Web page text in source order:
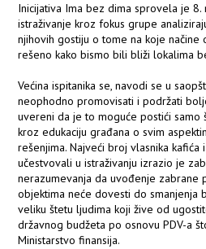
Inicijativa Ima bez dima sprovela je
istraživanje kroz fokus grupe
njihovih gostiju o tome na koje
rešeno kako bismo bili bliži lokalima
Većina ispitanika se, navodi se u
neophodno promovisati i podržati
uvereni da je to moguće postići samo
kroz edukaciju građana o svim
rešenjima. Najveći broj vlasnika kafića
učestvovali u istraživanju izrazio je
nerazumevanja da uvođenje zabrane
objektima neće dovesti do smanjenja
veliku štetu ljudima koji žive od
državnog budžeta po osnovu PDV-a
Ministarstvo finansija.